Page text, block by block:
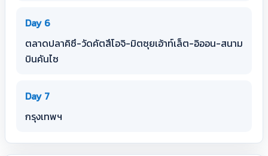
Day 6
ตลาดปลาคิซึ-วัดคัตสึโอจิ-มิตซุยเอ้าท์เล็ต-อิออน-สนาม
บินคันไซ
Day 7
กรุงเทพฯ